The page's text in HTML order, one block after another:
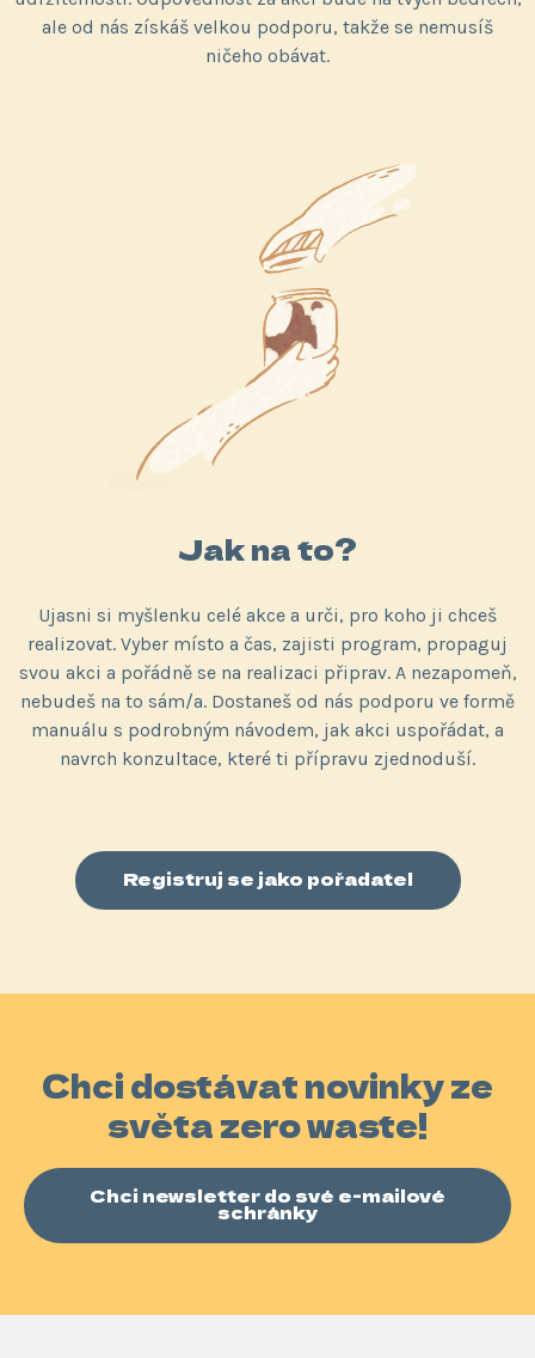
ale od nás získáš velkou podporu, takže se nemusíš
ničeho obávat.
Jak na to?
Ujasni si myšlenku celé akce a urči, pro koho ji chceš
realizovat. Vyber místo a čas, zajisti program, propaguj
svou akci a pořádně se na realizaci připrav. A nezapomeň,
nebudeš na to sám/a. Dostaneš od nás podporu ve formě
manuálu s podrobným návodem, jak akci uspořádat, a
navrch konzultace, které ti přípravu zjednoduší.
Registruj se jako pořadatel
Chci dostávat novinky ze
světa zero waste!
Chci newsletter do své e-mailové
schránky